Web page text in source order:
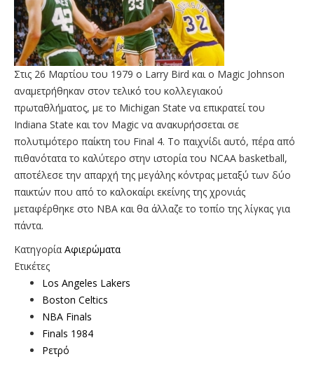
Στις 26 Μαρτίου του 1979 ο Larry Bird και ο Magic Johnson
αναμετρήθηκαν στον τελικό του κολλεγιακού
πρωταθλήματος, με το Michigan State να επικρατεί του
Indiana State και τον Magic να ανακυρήσσεται σε
πολυτιμότερο παίκτη του Final 4. Το παιχνίδι αυτό, πέρα από
πιθανότατα το καλύτερο στην ιστορία του NCAA basketball,
αποτέλεσε την απαρχή της μεγάλης κόντρας μεταξύ των δύο
παικτών που από το καλοκαίρι εκείνης της χρονιάς
μεταφέρθηκε στο NBA και θα άλλαζε το τοπίο της λίγκας για
πάντα.
Κατηγορία Αφιερώματα
Ετικέτες
Los Angeles Lakers
Boston Celtics
NBA Finals
Finals 1984
Ρετρό